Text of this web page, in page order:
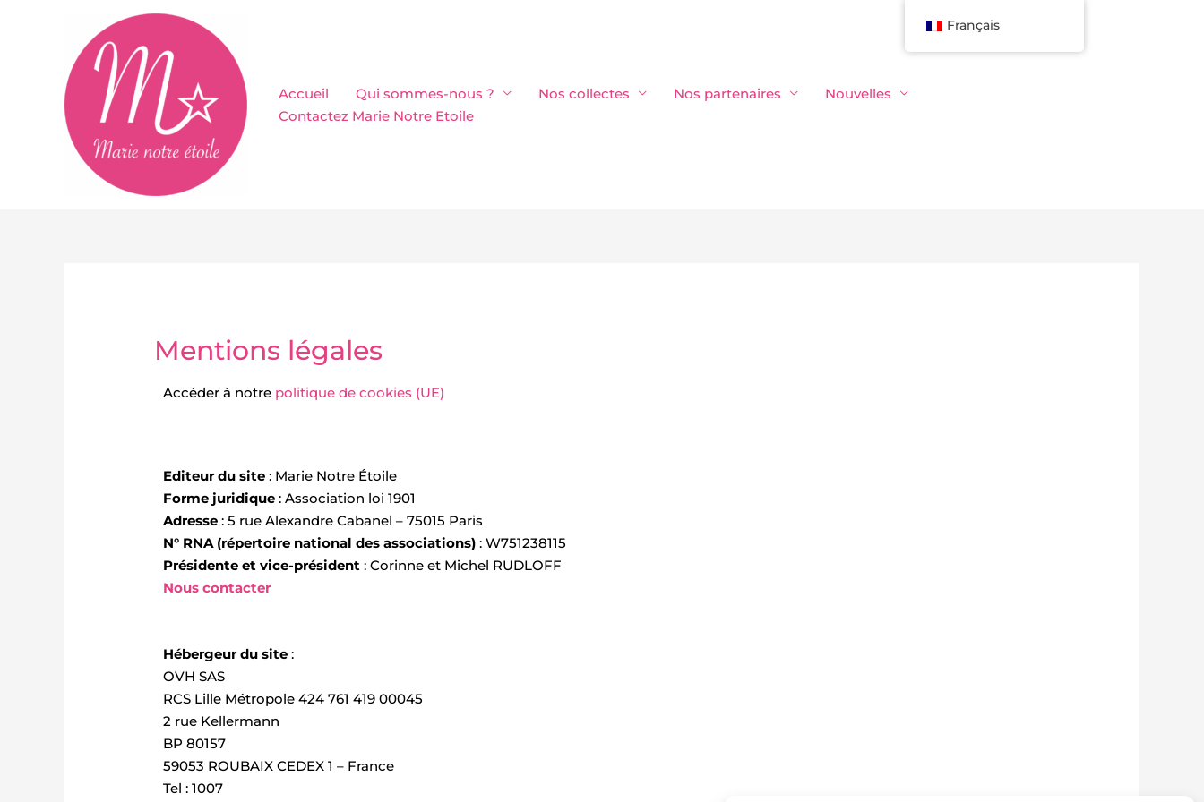
Accueil Qui sommes-nous ? Nos collectes Nos partenaires
Nouvelles
Contactez Marie Notre Etoile
Mentions légales
Accéder à notre politique de cookies (UE)
Editeur du site : Marie Notre Étoile
Forme juridique : Association loi 1901
Adresse : 5 rue Alexandre Cabanel – 75015 Paris
N° RNA (répertoire national des associations) : W751238115
Présidente et vice-président : Corinne et Michel RUDLOFF
Nous contacter
Hébergeur du site :
OVH SAS
RCS Lille Métropole 424 761 419 00045
2 rue Kellermann
BP 80157
59053 ROUBAIX CEDEX 1 – France
Tel : 1007
Français